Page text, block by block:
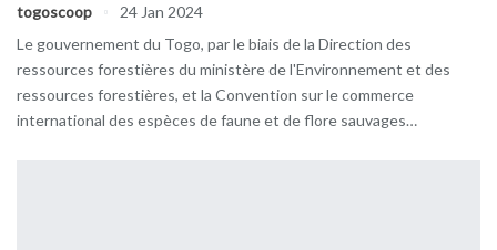
togoscoop
24 Jan 2024
Le gouvernement du Togo, par le biais de la Direction des
ressources forestières du ministère de l'Environnement et des
ressources forestières, et la Convention sur le commerce
international des espèces de faune et de flore sauvages…